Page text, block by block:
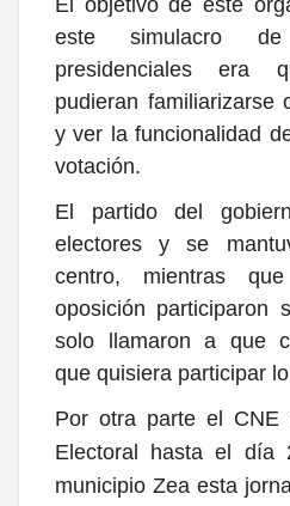
este simulacro
presidenciales era
pudieran familiarizarse
y ver la funcionalidad
votación.
El partido del
electores y se
centro, mientras
oposición participaron
solo llamaron a que
que quisiera participar
Por otra parte el CNE
Electoral hasta el
municipio Zea esta